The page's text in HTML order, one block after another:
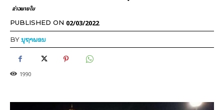
ຂ່າວພາຍ​ໃນ
PUBLISHED ON 02/03/2022
BYນຸຖາພອນ
1990